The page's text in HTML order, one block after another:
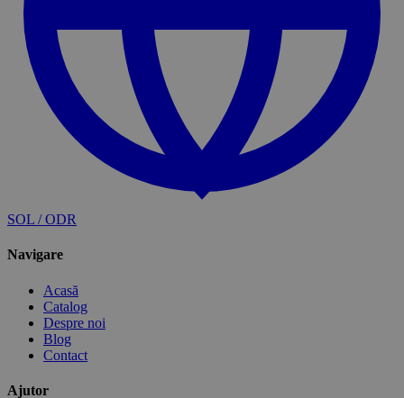
SOL / ODR
Navigare
Acasă
Catalog
Despre noi
Blog
Contact
Ajutor